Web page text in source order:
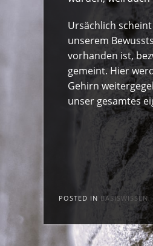
Ursächlich
unserem
vorhanden ist,
gemeint. Hier
Gehirn
unser gesamtes
POSTED IN BASISWISSEN